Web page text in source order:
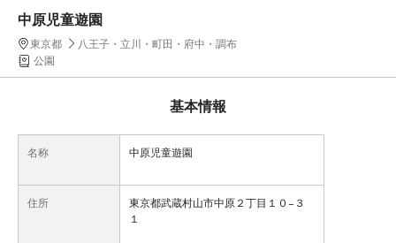
中原児童遊園
東京都
八王子・立川・町田・府中・調布
公園
基本情報
名称 中原児童遊園
住所
東京都武蔵村山市中原２丁目１０−３
１